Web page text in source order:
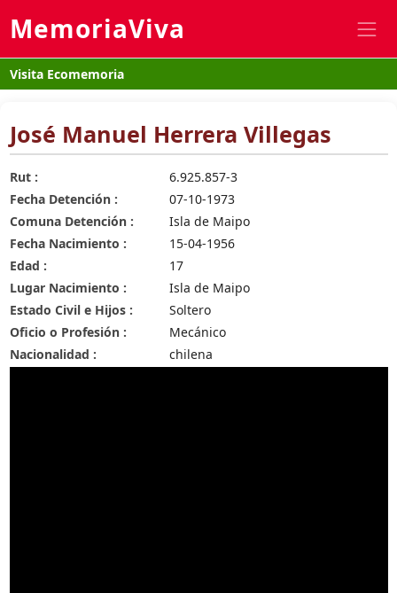
MemoriaViva
Visita Ecomemoria
José Manuel Herrera Villegas
Rut :
6.925.857-3
Fecha Detención :
07-10-1973
Comuna Detención :
Isla de Maipo
Fecha Nacimiento :
15-04-1956
Edad :
17
Lugar Nacimiento :
Isla de Maipo
Estado Civil e Hijos :
Soltero
Oficio o Profesión :
Mecánico
Nacionalidad :
chilena